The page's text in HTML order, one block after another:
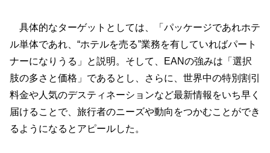
具体的なターゲットとしては、「パッケージであれホテ
ル単体であれ、“ホテルを売る”業務を有していればパート
ナーになりうる」と説明。そして、EANの強みは「選択
肢の多さと価格」であるとし、さらに、世界中の特別割引
料金や人気のデスティネーションなど最新情報をいち早く
届けることで、旅行者のニーズや動向をつかむことができ
るようになるとアピールした。